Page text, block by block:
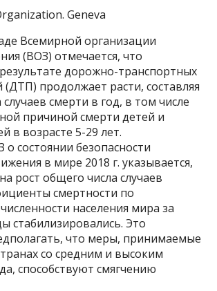
Geneva
Всемирной организации
(ВОЗ) отмечается, что
дорожно-транспортных
продолжает расти, составляя
смерти в год, в том числе
причиной смерти детей и
в возрасте 5-29 лет.
состоянии безопасности
в мире 2018 г. указывается,
рост общего числа случаев
смертности по
населения мира за
стабилизировались. Это
что меры, принимаемые
со средним и высоким
способствуют смягчению